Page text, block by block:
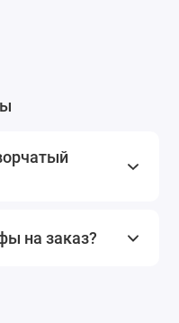
впишется в любой
купе
шкаф купе идеально
на заказ?